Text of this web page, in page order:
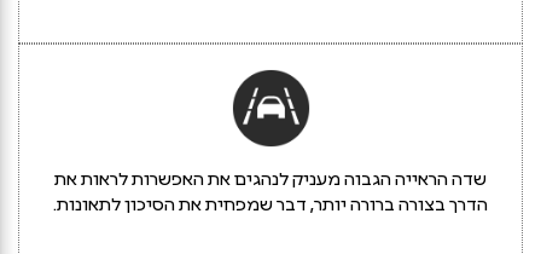
שדה הראייה הגבוה מעניק לנהגים את האפשרות לראות את
הדרך בצורה ברורה יותר, דבר שמפחית את הסיכון לתאונות.